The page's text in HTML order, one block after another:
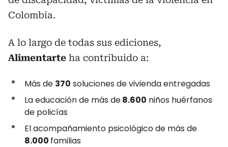
Colombia.
A lo largo de todas sus ediciones,
Alimentarte ha contribuido a:
Más de 370 soluciones de vivienda entregadas
La educación de más de8.600 niños huérfanos
de policías
El acompañamiento psicológico de más de
8.000 familias